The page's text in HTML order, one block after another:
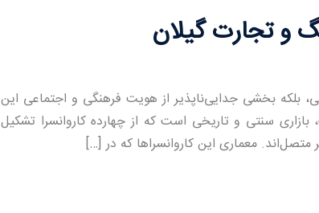
و تجارت گیلان
بلکه بخشی جدایی‌ناپذیر از هویت فرهنگی و اجتماعی این
سنتی و تاریخی است که از چهارده کاروانسرا تشکیل
معماری این کاروانسراها که در […]